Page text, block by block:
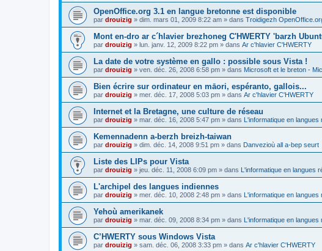
OpenOffice.org 3.1 en langue bretonne est disponible
par drouizig » dim. mars 01, 2009 8:22 am » dans Troidigezh
Mont en-dro ar c´hlavier brezhoneg C'HWERTY 'barzh
par drouizig » lun. janv. 12, 2009 8:22 pm » dans Ar c'hlavier C'HWERTY
La date de votre système en gallo : possible sous Vista !
par drouizig » ven. déc. 26, 2008 6:58 pm » dans Microsoft et le breton -
Bien écrire sur ordinateur en māori, espéranto, gallois...
par drouizig » mer. déc. 17, 2008 5:03 pm » dans Ar c'hlavier C'HWERTY
Internet et la Bretagne, une culture de réseau
par drouizig » mar. déc. 16, 2008 5:47 pm » dans L'informatique en langues
Kemennadenn a-berzh breizh-taiwan
par drouizig » dim. déc. 14, 2008 9:51 pm » dans Danvezioù all a-bep seurt
Liste des LIPs pour Vista
par drouizig » jeu. déc. 11, 2008 6:09 pm » dans L'informatique en langues
L'archipel des langues indiennes
par drouizig » mer. déc. 10, 2008 2:48 pm » dans L'informatique en langues
Yehoù amerikanek
par drouizig » mar. déc. 09, 2008 8:34 pm » dans L'informatique en langues
C’HWERTY sous Windows Vista
par drouizig » sam. déc. 06, 2008 3:33 pm » dans Ar c'hlavier C'HWERTY